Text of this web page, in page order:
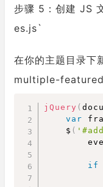
步骤 5：创建 JS
es.js`
在你的主题目录
multiple-
jQuery (
var
    $
(
if